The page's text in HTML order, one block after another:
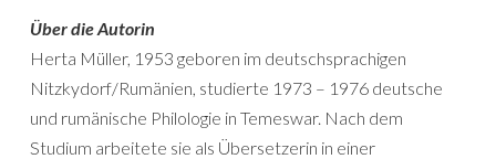
Über die Autorin
Herta Müller, 1953 geboren im deutschsprachigen
Nitzkydorf/Rumänien, studierte 1973 – 1976 deutsche
und rumänische Philologie in Temeswar. Nach dem
Studium arbeitete sie als Übersetzerin in einer